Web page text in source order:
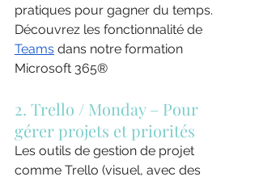
pratiques pour gagner du temps.
Découvrez les fonctionnalité de
Teams dans notre formation
Microsoft 365®
2. Trello / Monday – Pour
gérer projets et priorités
Les outils de gestion de projet
comme Trello (visuel, avec des